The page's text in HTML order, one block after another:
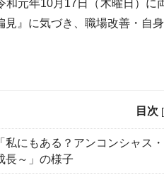
和元年10月17日（木曜日）
見』に気づき、職場改善・自
目次 [
私にもある？アンコンシャス
長～」の様子